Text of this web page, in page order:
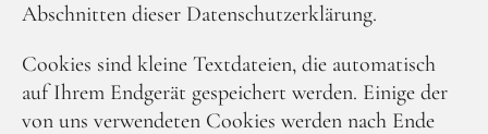
Abschnitten dieser Datenschutzerklärung.
Cookies sind kleine Textdateien, die automatisch
auf Ihrem Endgerät gespeichert werden. Einige der
von uns verwendeten Cookies werden nach Ende